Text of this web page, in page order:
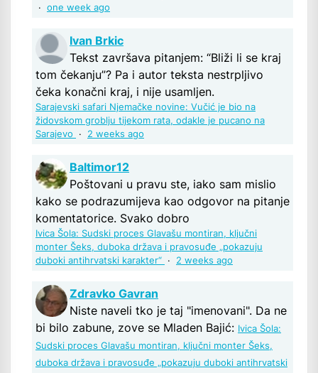
· one week ago
Ivan Brkic
Tekst završava pitanjem: “Bliži li se kraj
tom čekanju”? Pa i autor teksta nestrpljivo
čeka konačni kraj, i nije usamljen.
Sarajevski safari Njemačke novine: Vučić je bio na
židovskom groblju tijekom rata, odakle je pucano na
Sarajevo
· 2 weeks ago
Baltimor12
Poštovani u pravu ste, iako sam mislio
kako se podrazumijeva kao odgovor na pitanje
komentatorice. Svako dobro
Ivica Šola: Sudski proces Glavašu montiran, ključni
monter Šeks, duboka država i pravosuđe „pokazuju
duboki antihrvatski karakter“ · 2 weeks ago
Zdravko Gavran
Niste naveli tko je taj "imenovani". Da ne
bi bilo zabune, zove se Mladen Bajić: Ivica Šola:
Sudski proces Glavašu montiran, ključni monter Šeks,
duboka država i pravosuđe „pokazuju duboki antihrvatski